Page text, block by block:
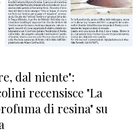
dal niente":
recensisce "La
di resina" su